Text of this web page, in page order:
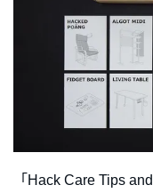
「Hack Care Tips